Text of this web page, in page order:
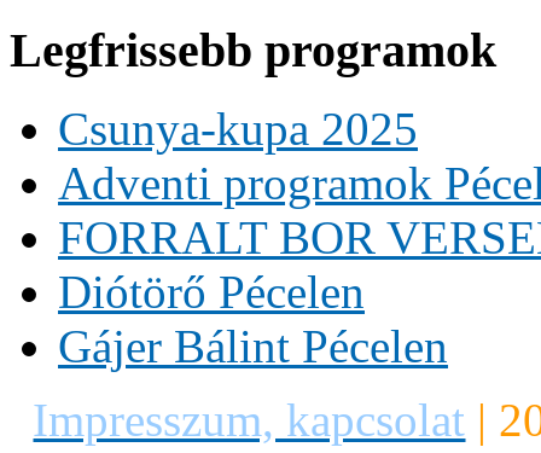
Legfrissebb programok
Csunya-kupa 2025
Adventi programok
FORRALT BOR
Diótörő Pécelen
Gájer Bálint Pécelen
Impresszum, kapcsolat |